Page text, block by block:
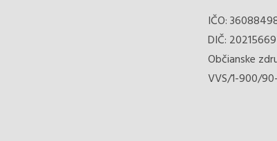
IČO:
DIČ:
Občianske
VVS/1-900/